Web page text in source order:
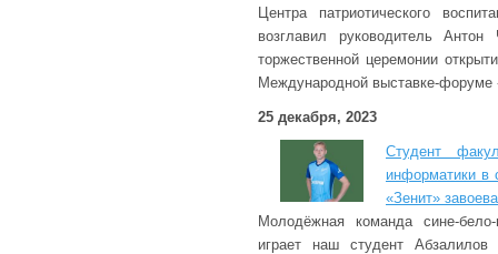
Центра патриотического
возглавил руководитель
торжественной церемонии
Международной выставке-
25 декабря, 2023
Студент
информатики в
«Зенит»
Молодёжная команда сине-
играет наш студент